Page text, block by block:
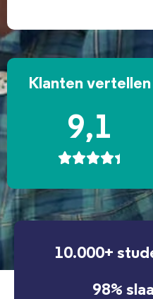
Klanten vertellen
9,1

10.000+
98%